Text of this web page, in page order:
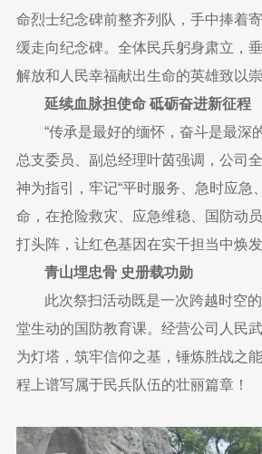
命烈士纪念碑前整齐列队，手中捧着
缓走向纪念碑。全体民兵躬身肃立，
解放和人民幸福献出生命的英雄致以
延续血脉担使命 砥砺奋进新征程
“传承是最好的缅怀，奋斗是最深
总支委员、副总经理叶茵强调，公司
神为指引，牢记“平时服务、急时应急
命，在抢险救灾、应急维稳、国防动
打头阵，让红色基因在实干担当中焕发
青山埋忠骨 史册载功勋
此次祭扫活动既是一次跨越时空
堂生动的国防教育课。经营公司人民
为灯塔，筑牢信仰之基，锤炼胜战之
程上谱写属于民兵队伍的壮丽篇章！